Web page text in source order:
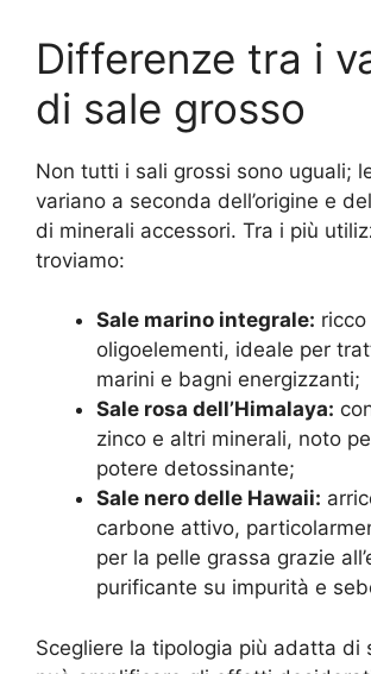
Differenze tra i
di sale grosso
Non tutti i sali grossi sono uguali;
variano a seconda dell’origine e
di minerali accessori. Tra i più
troviamo:
Sale marino integrale: ricco
oligoelementi, ideale per
marini e bagni energizzanti;
Sale rosa dell’Himalaya:
zinco e altri minerali, noto
potere detossinante;
Sale nero delle Hawaii:
carbone attivo,
per la pelle grassa grazie
purificante su impurità e
Scegliere la tipologia più adatta di